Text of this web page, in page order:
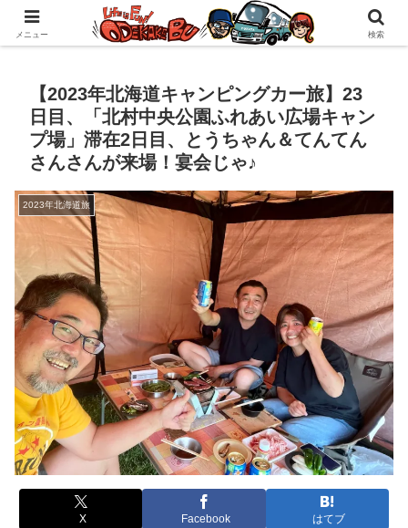
自作キャンピングカーで1年の3分の1を北海道でのんびりバンライフ♪
【2023年北海道キャンピングカー旅】23
日目、「北村中央公園ふれあい広場キャン
プ場」滞在2日目、とうちゃん＆てんてん
さんさんが来場！宴会じゃ♪
2023年北海道旅
X Facebook はてブ
メニュー 検索